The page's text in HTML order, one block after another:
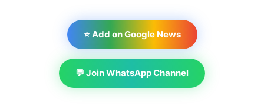
⭐ Add on Google News
💬 Join WhatsApp Channel